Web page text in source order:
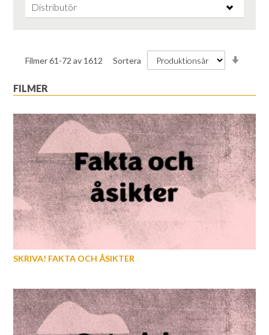
Distributör
Filmer61 -72 av 1612 Sortera
FILMER
SKRIVA! FAKTA OCH ÅSIKTER